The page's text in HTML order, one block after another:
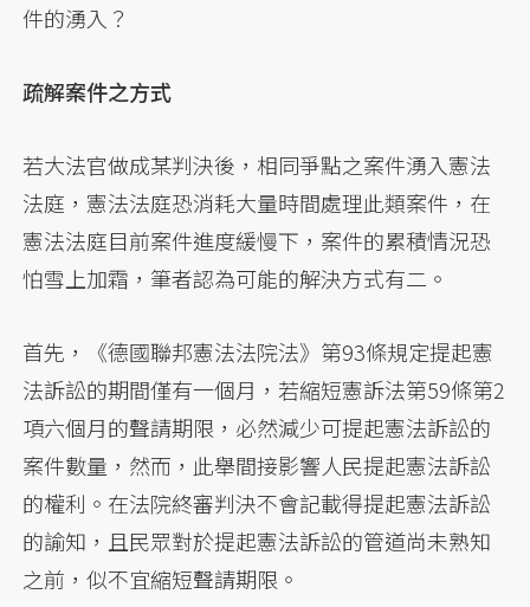
件的湧入？
疏解案件之方式
若大法官做成某判決後，相同爭點之案件湧入憲法
法庭，憲法法庭恐消耗大量時間處理此類案件，在
憲法法庭目前案件進度緩慢下，案件的累積情況恐
怕雪上加霜，筆者認為可能的解決方式有二。
首先，《德國聯邦憲法法院法》第93條規定提起憲
法訴訟的期間僅有一個月，若縮短憲訴法第59條第2
項六個月的聲請期限，必然減少可提起憲法訴訟的
案件數量，然而，此舉間接影響人民提起憲法訴訟
的權利。在法院終審判決不會記載得提起憲法訴訟
的諭知，且民眾對於提起憲法訴訟的管道尚未熟知
之前，似不宜縮短聲請期限。